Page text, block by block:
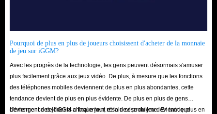
Pourquoi de plus en plus de joueurs choisissent d'acheter de la monnaie
de jeu sur iGGM?
Avec les progrès de la technologie, les gens peuvent désormais s'amuser
plus facilement grâce aux jeux vidéo. De plus, à mesure que les fonctions
des téléphones mobiles deviennent de plus en plus abondantes, cette
tendance devient de plus en plus évidente. De plus en plus de gens
deviennent des joueurs chaque jour, et la devise du jeu devient de plus en
L'émergence de l'iGGM a finalement résolu ce problème. En tant que